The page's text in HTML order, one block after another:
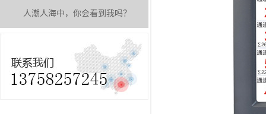
人潮人海中，你会看到我吗？